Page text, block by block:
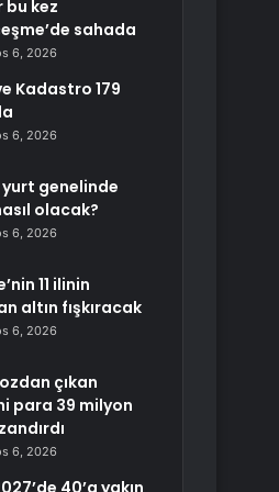
bu kez
sahada
6, 2026
Kadastro 179
6, 2026
yurt genelinde
olacak?
6, 2026
11 ilinin
altın fışkıracak
6, 2026
çıkan
para 39 milyon
6, 2026
40’a yakın